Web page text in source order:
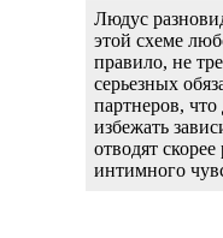
Людус
этой схеме
правило, не
серьезных
партнеров,
избежать
отводят
интимного